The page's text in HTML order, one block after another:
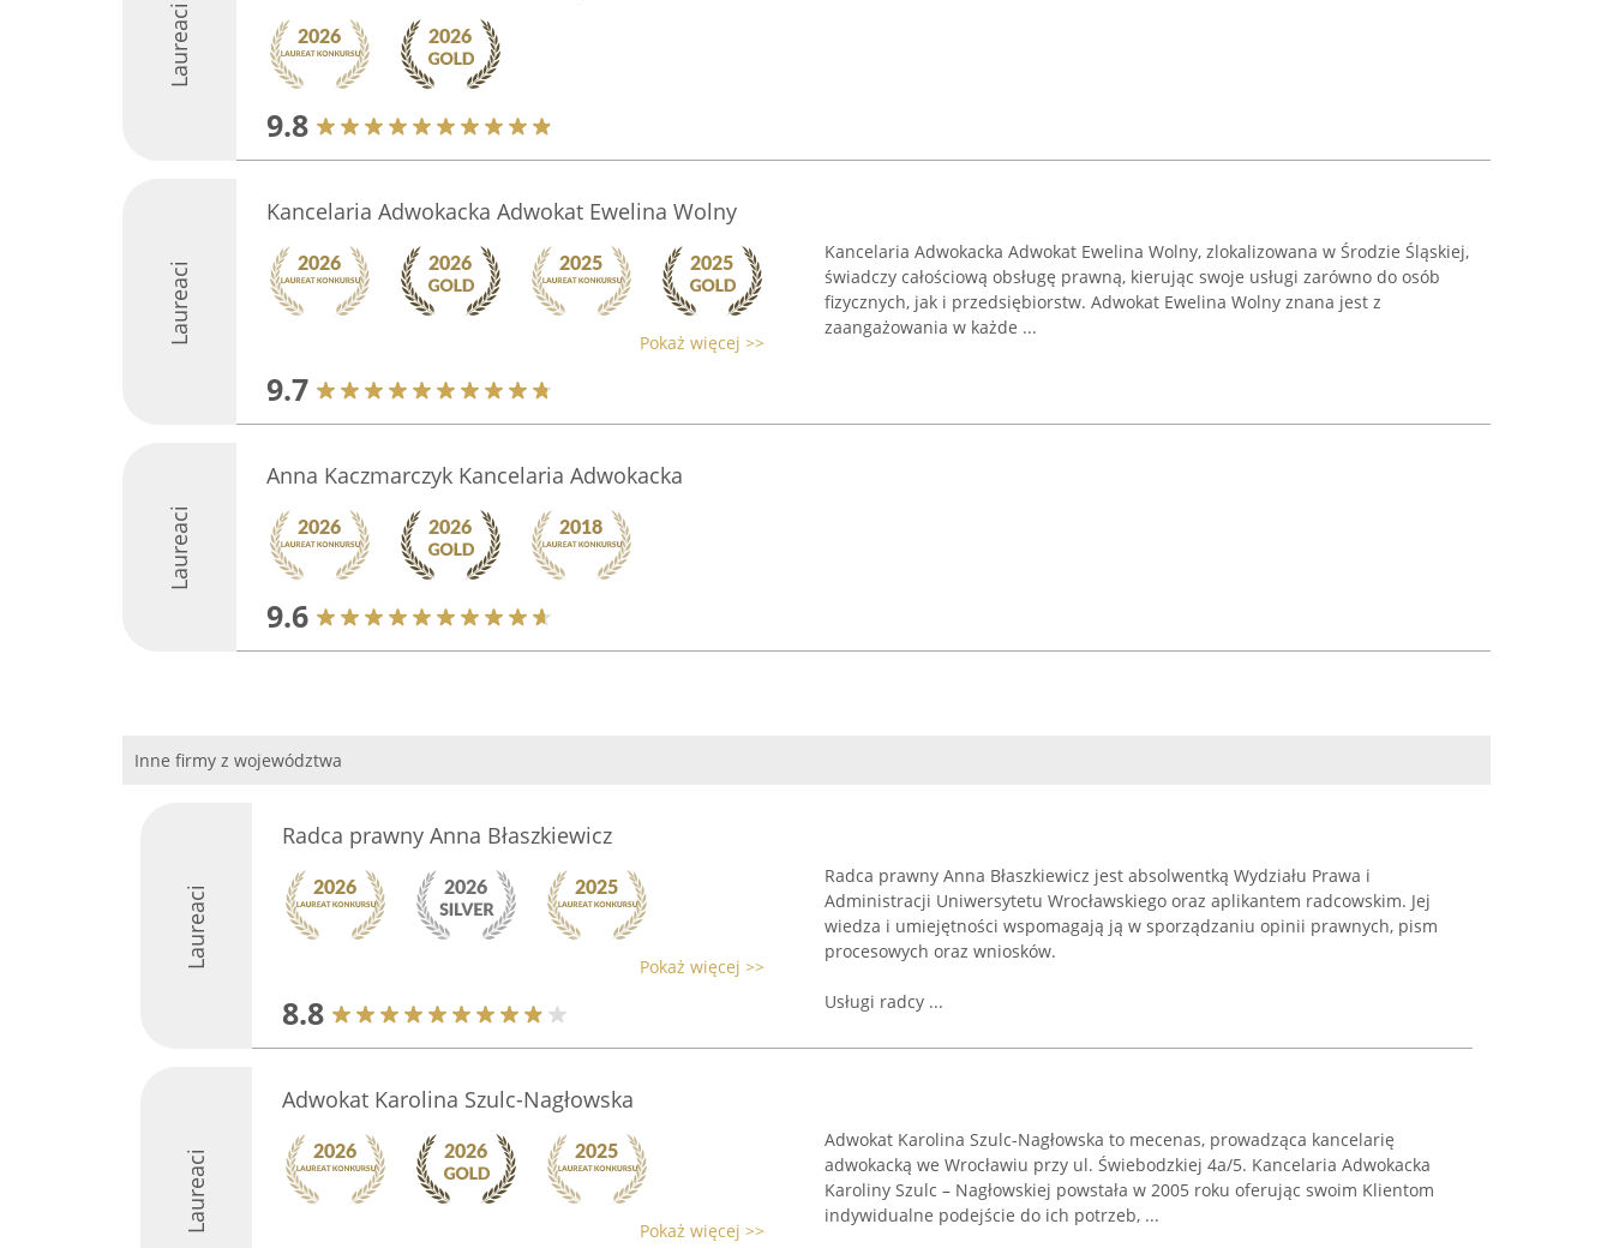
Laureaci
9.8
Laureaci
Kancelaria Adwokacka Adwokat Ewelina Wolny
Pokaż więcej >>
9.7
Kancelaria Adwokacka Adwokat Ewelina Wolny, zlokalizowana w Środzie Śląskiej,
świadczy całościową obsługę prawną, kierując swoje usługi zarówno do osób
fizycznych, jak i przedsiębiorstw. Adwokat Ewelina Wolny znana jest z
zaangażowania w każde ...
Laureaci
Anna Kaczmarczyk Kancelaria Adwokacka
9.6
Inne firmy z województwa
Laureaci
Radca prawny Anna Błaszkiewicz
Pokaż więcej >>
8.8
Radca prawny Anna Błaszkiewicz jest absolwentką Wydziału Prawa i
Administracji Uniwersytetu Wrocławskiego oraz aplikantem radcowskim. Jej
wiedza i umiejętności wspomagają ją w sporządzaniu opinii prawnych, pism
procesowych oraz wniosków.
Usługi radcy ...
Laureaci
Adwokat Karolina Szulc-Nagłowska
Pokaż więcej >>
Adwokat Karolina Szulc-Nagłowska to mecenas, prowadząca kancelarię
adwokacką we Wrocławiu przy ul. Świebodzkiej 4a/5. Kancelaria Adwokacka
Karoliny Szulc – Nagłowskiej powstała w 2005 roku oferując swoim Klientom
indywidualne podejście do ich potrzeb, ...